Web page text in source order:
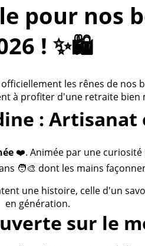
pour nos
! ✨🛍️
les rênes de
à profiter d'une retraite
: Artisanat
❤️. Animée par une curiosité
🧑‍🎨 dont les mains
une histoire, celle d'un
en génération.
sur le